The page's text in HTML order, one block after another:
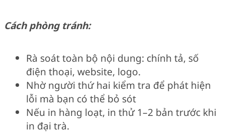
Cách phòng tránh:
Rà soát toàn bộ nội dung: chính tả, số
điện thoại, website, logo.
Nhờ người thứ hai kiểm tra để phát hiện
lỗi mà bạn có thể bỏ sót
Nếu in hàng loạt, in thử 1–2 bản trước khi
in đại trà.